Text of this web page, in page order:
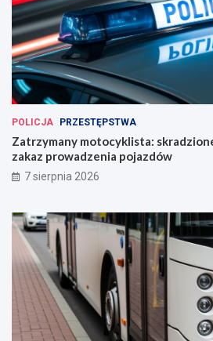
POLICJA PRZESTĘPSTWA
Zatrzymany motocyklista:
zakaz prowadzenia pojazdów
7 sierpnia 2026